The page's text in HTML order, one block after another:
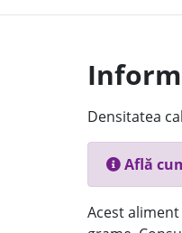
Densitatea
Află
Acest